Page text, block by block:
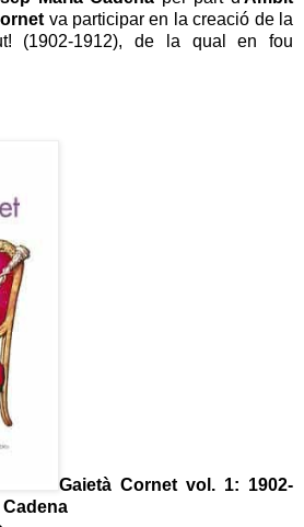
va participar en la creació de la
(1902-1912), de la qual en fou
Gaietà Cornet vol. 1: 1902-
Cadena